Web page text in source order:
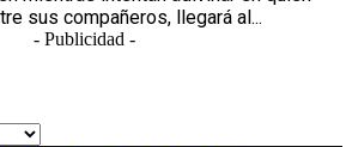
sus compañeros, llegará al...
- Publicidad -